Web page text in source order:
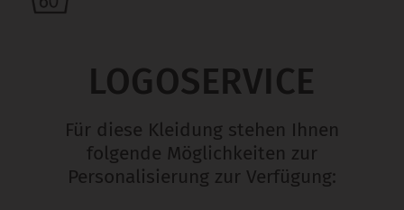
LOGOSERVICE
Für diese Kleidung stehen Ihnen
folgende Möglichkeiten zur
Personalisierung zur Verfügung: